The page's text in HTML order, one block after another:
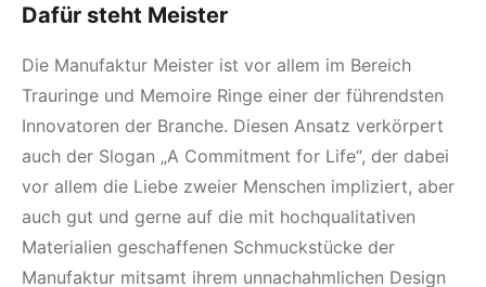
Dafür steht Meister
Die Manufaktur Meister ist vor allem im Bereich
Trauringe und Memoire Ringe einer der führendsten
Innovatoren der Branche. Diesen Ansatz verkörpert
auch der Slogan „A Commitment for Life“, der dabei
vor allem die Liebe zweier Menschen impliziert, aber
auch gut und gerne auf die mit hochqualitativen
Materialien geschaffenen Schmuckstücke der
Manufaktur mitsamt ihrem unnachahmlichen Design